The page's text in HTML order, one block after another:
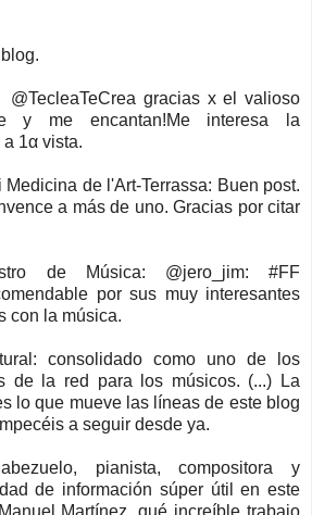
gracias x el valioso
y me encantan!Me interesa la
1α vista.
Medicina de l'Art-Terrassa: Buen post.
a más de uno. Gracias por citar
de Música: @jero_jim: #FF
por sus muy interesantes
con la música.
consolidado como uno de los
de la red para los músicos. (...) La
lo que mueve las líneas de este blog
a seguir desde ya.
pianista, compositora y
de información súper útil en este
Martínez, qué increíble trabajo